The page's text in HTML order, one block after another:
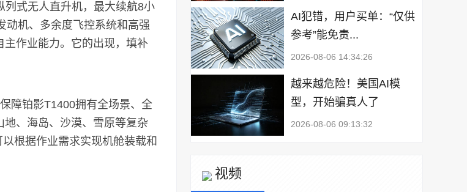
式无人直升机，最大续航8小
动机、多余度飞控系统和高强
作业能力。它的出现，填补
铂影T1400拥有全场景、全
、海岛、沙漠、雪原等复杂
根据作业需求实现机舱装载和
AI犯错，用户买单：“仅供
参考”能免责...
2026-08-06 14:34:26
越来越危险！美国AI模
型，开始骗真人了
2026-08-06 09:13:32
视频